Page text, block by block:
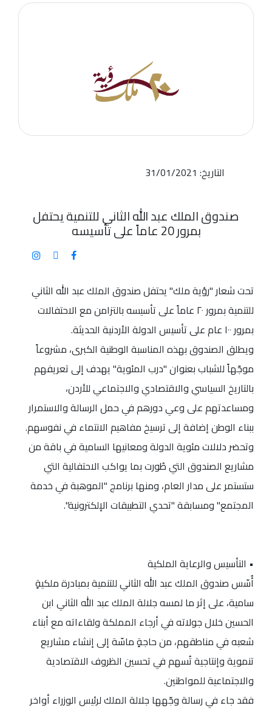
التاريخ: 31/01/2021
صندوق الملك عبد الله الثاني للتنمية يحتفل
بمرور 20 عاماً على تأسيسه
تحت شعار "رؤية ملك" يحتفل صندوق الملك عبد الله الثاني
للتنمية بمرور ٢٠ عاماً على تأسيسه بالتزامن مع الاحتفالات
بمرور ١٠٠ عام على تأسيس الدولة الأردنية الحديثة.
ويطلق الصندوق بهذه المناسبة الوطنية الكبرى، مشروعاً
موجّهاً للشباب بعنوان "درب المئوية" يهدف إلى تعريفهم
بالتاريخ السياسي والاقتصادي والاجتماعي للأردن،
ومساعدتهم على وعي دورهم في حمل الرسالة والاستمرار
ببناء الوطن إضافة إلى ترسيخ مفاهيم الانتماء في نفوسهم.
وتحضر دلالات مئوية الدولة ومعانيها السامية في باقة من
مشاريع الصندوق التي طُورت بما يواكب الاحتفالية التي
ستستمر على مدار العام، ومنها برنامج "الموهبة في خدمة
المجتمع" ومسابقة "تحدي التطبيقات الإلكترونية".
• التأسيس والرعاية الملكية
أُسّس صندوق الملك عبد الله الثاني للتنمية بمبادرة ملكيةٍ
سامية، على إثر ما لمسه جلالة الملك عبد الله الثاني ابن
الحسين خلال جولاته في أرجاء المملكة ولقاءاته مع أبناء
شعبه في مناطقهم، من حاجةٍ ماسّة إلى إنشاء مشاريع
تنموية وإنتاجية تُسهم في تحسين الظروف الاقتصادية
والاجتماعية للمواطنين.
فقد جاء في رسالة وجّهها جلالة الملك لرئيس الوزراء أواخر